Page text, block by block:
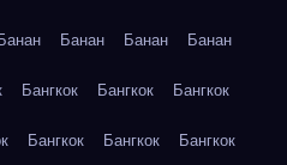
Банан Банан Банан Банан
Бангкок Бангкок Бангкок
Бангкок Бангкок Бангкок